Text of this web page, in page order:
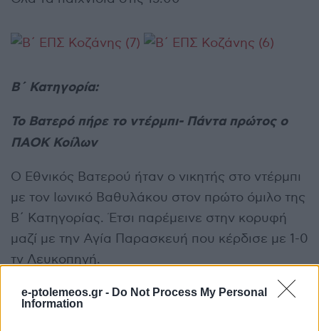
e-ptolemeos.gr - Do Not Process My Personal
Information
Β΄ Κατηγορία:
Το Βατερό πήρε το ντέρμπι- Πάντα πρώτος ο
ΠΑΟΚ Κοίλων
Ο Εθνικός Βατερού ήταν ο νικητής στο ντέρμπι
με τον Ιωνικό Βαθυλάκου στον πρώτο όμιλο της
Β΄ Κατηγορίας. Έτσι παρέμεινε στην κορυφή
μαζί με την Αγία Παρασκευή που κέρδισε με 1-0
τν Λευκοπηγή.
Βέρμιο Καρυοχωρίου και συνεχίζει να οδηγεί